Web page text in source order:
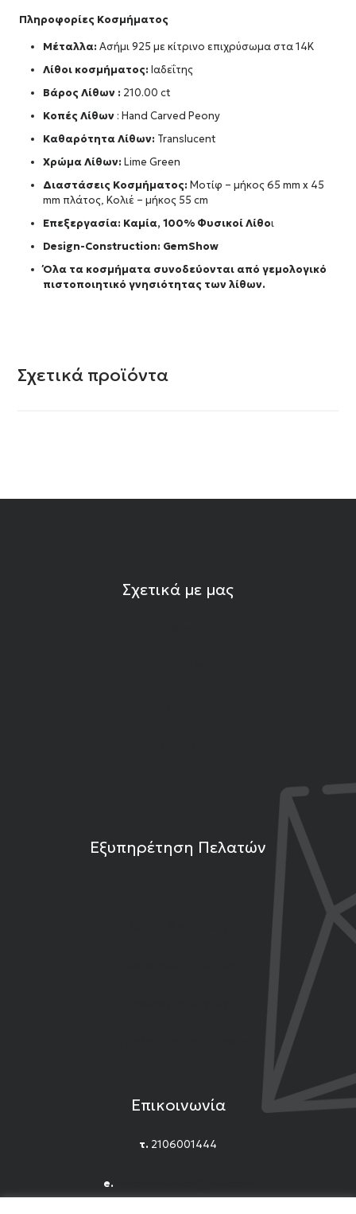
Πληροφορίες Κοσμήματος
Μέταλλα: Ασήμι 925 με κίτρινο επιχρύσωμα στα 14Κ
Λίθοι κοσμήματος: Ιαδεΐτης
Βάρος Λίθων : 210.00 ct
Κοπές Λίθων : Hand Carved Peony
Καθαρότητα Λίθων: Translucent
Χρώμα Λίθων: Lime Green
Διαστάσεις Κοσμήματος: Μοτίφ – μήκος 65 mm x 45
mm πλάτος, Κολιέ – μήκος 55 cm
Επεξεργασία: Καμία, 100% Φυσικοί Λίθοι
Design-Construction: GemShow
Όλα τα κοσμήματα συνοδεύονται από γεμολογικό
πιστοποιητικό γνησιότητας των λίθων.
Σχετικά προϊόντα
Σχετικά με μας
Εξυπηρέτηση Πελατών
Επικοινωνία
τ. 2106001444
e.